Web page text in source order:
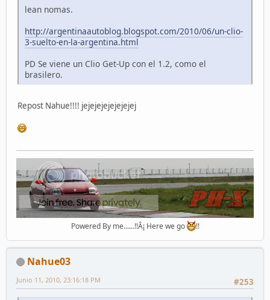
lean nomas.
http://argentinaautoblog.blogspot.com/2010/06/un-clio-
3-suelto-en-la-argentina.html
PD Se viene un Clio Get-Up con el 1.2, como el
brasilero.
Repost Nahue!!!! jejejejejejejejej
Powered By me......!!Â¡ Here we go !!
Nahue03
#253
Junio 11, 2010, 23:16:18 PM